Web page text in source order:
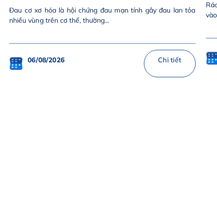
Đau cơ xơ hóa là hội chứng đau mạn tính gây đau lan tỏa
nhiều vùng trên cơ thể, thường...
06/08/2026 Chi tiết